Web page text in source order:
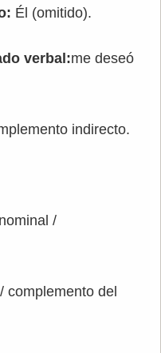
Él (omitido).
verbal:me deseó
indirecto.
/
complemento del